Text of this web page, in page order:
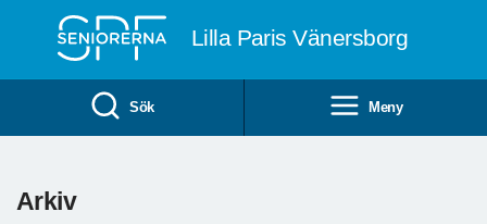
Lilla Paris Vänersborg
Sök Meny
Arkiv